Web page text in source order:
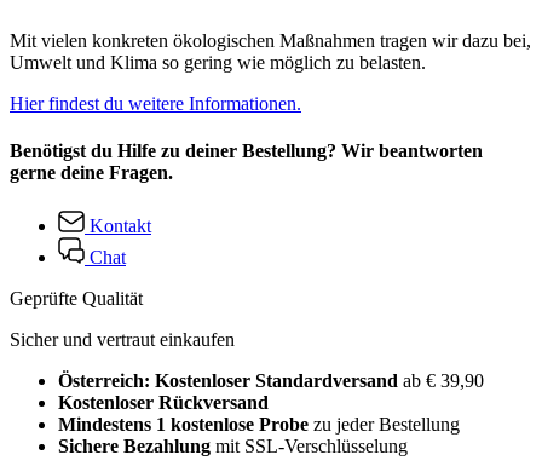
Mit vielen konkreten ökologischen Maßnahmen tragen wir dazu bei,
Umwelt und Klima so gering wie möglich zu belasten.
Hier findest du weitere Informationen.
Benötigst du Hilfe zu deiner Bestellung? Wir beantworten
gerne deine Fragen.
Kontakt
Chat
Geprüfte Qualität
Sicher und vertraut einkaufen
Österreich: Kostenloser Standardversand ab € 39,90
Kostenloser Rückversand
Mindestens 1 kostenlose Probe zu jeder Bestellung
Sichere Bezahlung mit SSL-Verschlüsselung